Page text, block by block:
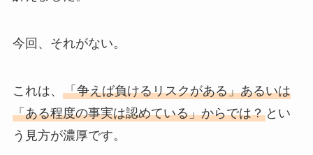
今回、それがない。
これは、 「争えば負けるリスクがある」あるいは
「ある程度の事実は認めている」からでは？とい
う見方が濃厚です。